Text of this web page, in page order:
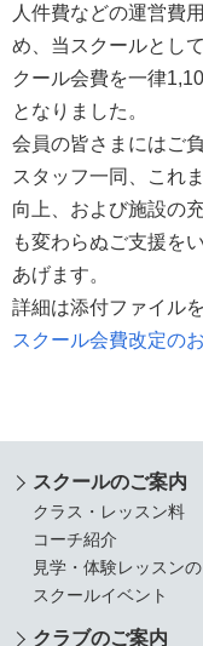
人件費などの運営費
め、当スクールとし
クール会費を一律
となりました。
会員の皆さまにはご
スタッフ一同、これ
向上、および施設の
も変わらぬご支援を
あげます。
詳細は添付ファイル
スクール会費改定の
スクールのご案内
クラス・レッスン料
コーチ紹介
見学・体験レッスン
スクールイベント
クラブのご案内